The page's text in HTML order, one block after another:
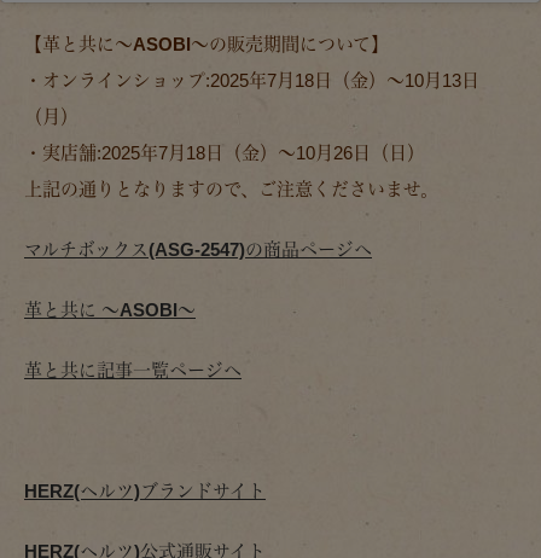
【革と共に～ASOBI～の販売期間について】
・オンラインショップ:2025年7月18日（金）～10月13日
（月）
・実店舗:2025年7月18日（金）～10月26日（日）
上記の通りとなりますので、ご注意くださいませ。
マルチボックス(ASG-2547)の商品ページへ
革と共に ～ASOBI～
革と共に記事一覧ページへ
HERZ(ヘルツ)ブランドサイト
HERZ(ヘルツ)公式通販サイト